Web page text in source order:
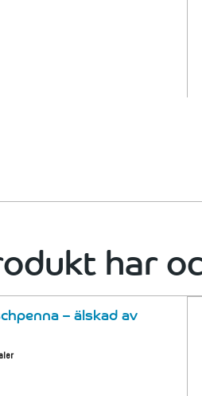
har
– älskad av